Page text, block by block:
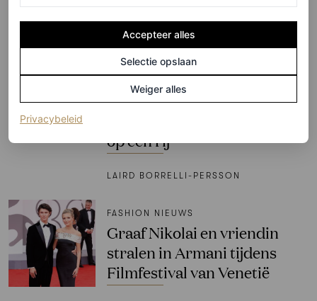
HANNAH JACKSON
FASHION
Giorgio Armani op 91-jarige
leeftijd overleden: zijn meest
op een rij
LAIRD BORRELLI-PERSSON
FASHION NIEUWS
Graaf Nikolai en vriendin
stralen in Armani tijdens
Filmfestival van Venetië
Accepteer alles
Selectie opslaan
Weiger alles
Privacybeleid